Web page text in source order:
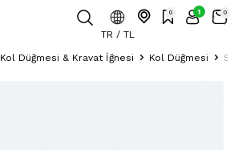
TR / TL
0 1 0
Kol Düğmesi & Kravat İğnesi Kol Düğmesi